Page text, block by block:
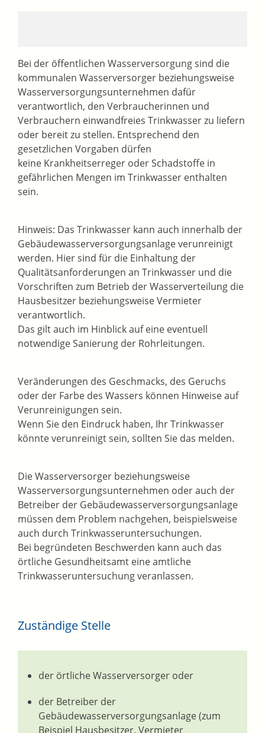
Bei der öffentlichen Wasserversorgung sind die
kommunalen Wasserversorger beziehungsweise
Wasserversorgungsunternehmen dafür
verantwortlich, den Verbraucherinnen und
Verbrauchern einwandfreies Trinkwasser zu liefern
oder bereit zu stellen. Entsprechend den
gesetzlichen Vorgaben dürfen
keine Krankheitserreger oder Schadstoffe in
gefährlichen Mengen im Trinkwasser enthalten
sein.
Hinweis: Das Trinkwasser kann auch innerhalb der
Gebäudewasserversorgungsanlage verunreinigt
werden. Hier sind für die Einhaltung der
Qualitätsanforderungen an Trinkwasser und die
Vorschriften zum Betrieb der Wasserverteilung die
Hausbesitzer beziehungsweise Vermieter
verantwortlich.
Das gilt auch im Hinblick auf eine eventuell
notwendige Sanierung der Rohrleitungen.
Veränderungen des Geschmacks, des Geruchs
oder der Farbe des Wassers können Hinweise auf
Verunreinigungen sein.
Wenn Sie den Eindruck haben, Ihr Trinkwasser
könnte verunreinigt sein, sollten Sie das melden.
Die Wasserversorger beziehungsweise
Wasserversorgungsunternehmen oder auch der
Betreiber der Gebäudewasserversorgungsanlage
müssen dem Problem nachgehen, beispielsweise
auch durch Trinkwasseruntersuchungen.
Bei begründeten Beschwerden kann auch das
örtliche Gesundheitsamt eine amtliche
Trinkwasseruntersuchung veranlassen.
Zuständige Stelle
der örtliche Wasserversorger oder
der Betreiber der
Gebäudewasserversorgungsanlage (zum
Beispiel Hausbesitzer, Vermieter